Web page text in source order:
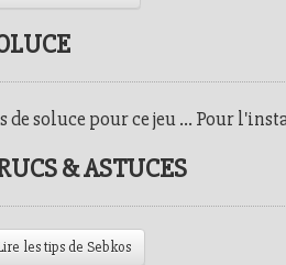
de soluce pour ce jeu ... Pour
& ASTUCES
les tips de Sebkos